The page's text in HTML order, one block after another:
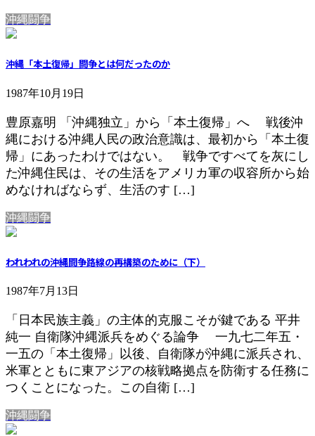
沖縄闘争
沖縄「本土復帰」闘争とは何だったのか
1987年10月19日
豊原嘉明 「沖縄独立」から「本土復帰」へ 戦後沖
縄における沖縄人民の政治意識は、最初から「本土復
帰」にあったわけではない。 戦争ですべてを灰にし
た沖縄住民は、その生活をアメリカ軍の収容所から始
めなければならず、生活のす […]
沖縄闘争
われわれの沖縄闘争路線の再構築のために（下）
1987年7月13日
「日本民族主義」の主体的克服こそが鍵である 平井
純一 自衛隊沖縄派兵をめぐる論争 一九七二年五・
一五の「本土復帰」以後、自衛隊が沖縄に派兵され、
米軍とともに東アジアの核戦略拠点を防衛する任務に
つくことになった。この自衛 […]
沖縄闘争